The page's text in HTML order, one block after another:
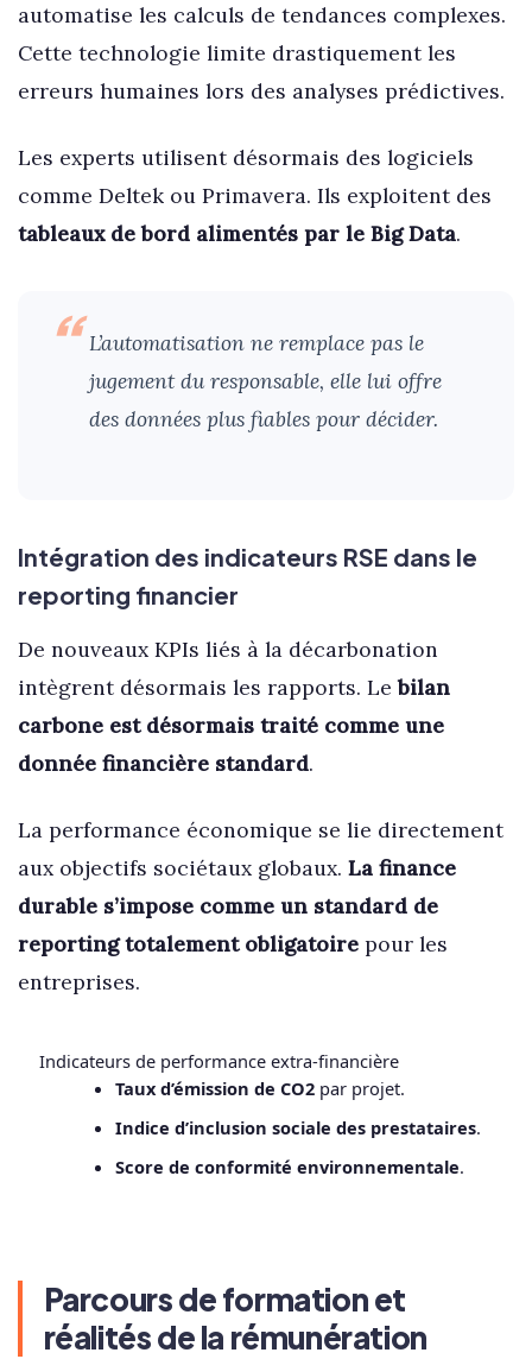
automatise les calculs de tendances complexes.
Cette technologie limite drastiquement les
erreurs humaines lors des analyses prédictives.
Les experts utilisent désormais des logiciels
comme Deltek ou Primavera. Ils exploitent des
tableaux de bord alimentés par le Big Data.
L’automatisation ne remplace pas le
jugement du responsable, elle lui offre
des données plus fiables pour décider.
Intégration des indicateurs RSE dans le
reporting financier
De nouveaux KPIs liés à la décarbonation
intègrent désormais les rapports. Lebilan
carbone est désormais traité comme une
donnée financière standard.
La performance économique se lie directement
aux objectifs sociétaux globaux. La finance
durable s’impose comme un standard de
reporting totalement obligatoirepour les
entreprises.
Indicateurs de performance extra-financière
Taux d’émission de CO2par projet.
Indice d’inclusion sociale des prestataires.
Score de conformité environnementale.
Parcours de formation et
réalités de la rémunération